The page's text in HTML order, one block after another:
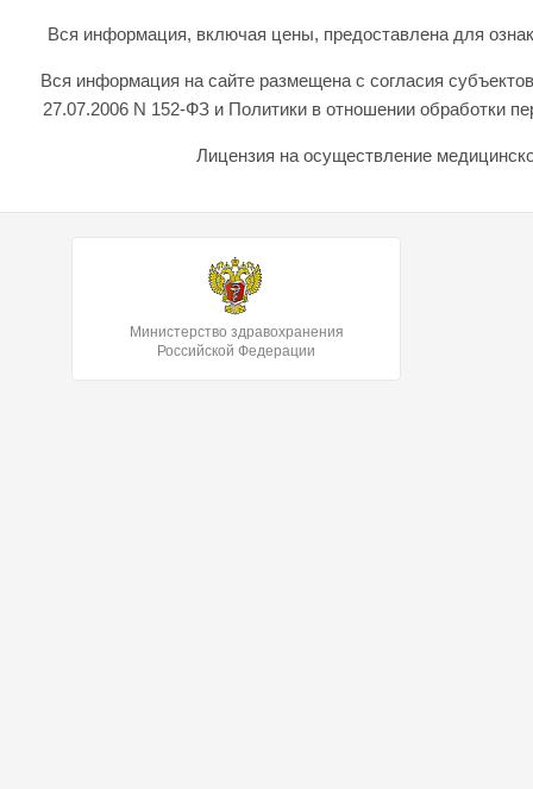
Вся информация, включая цены, предоставлена для
Вся информация на сайте размещена с согласия
27.07.2006 N 152-ФЗ и Политики в отношении обработки
Лицензия на осуществление
Министерство здравохранения
Российской Федерации